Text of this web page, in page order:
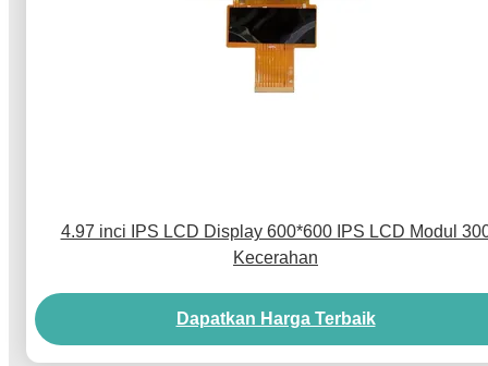
4.97 inci IPS LCD Display 600*600 IPS LCD Modul
Kecerahan
Dapatkan Harga Terbaik